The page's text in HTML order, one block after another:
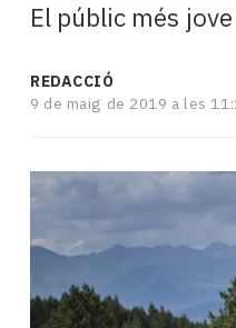
i
El
temps
Enquestes
A
Dis
teva!
El públic més
REDACCIÓ
9 de maig de 2019 a les